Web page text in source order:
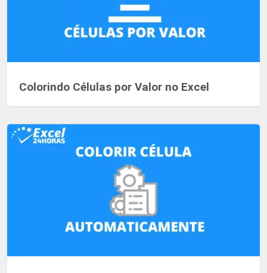
Colorindo Células por Valor no Excel